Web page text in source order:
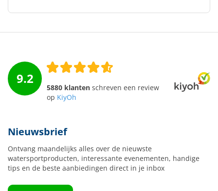
9.2
5880 klanten schreven een review
op KiyOh
Nieuwsbrief
Ontvang maandelijks alles over de nieuwste
watersportproducten, interessante evenementen, handige
tips en de beste aanbiedingen direct in je inbox